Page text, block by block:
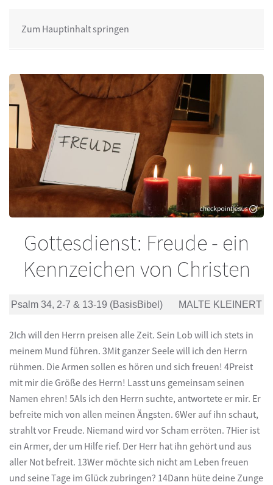
Zum Hauptinhalt springen
Gottesdienst: Freude - ein
Kennzeichen von Christen
Psalm 34, 2-7 & 13-19 (BasisBibel) MALTE KLEINERT
2Ich will den Herrn preisen alle Zeit. Sein Lob will ich stets in
meinem Mund führen. 3Mit ganzer Seele will ich den Herrn
rühmen. Die Armen sollen es hören und sich freuen! 4Preist
mit mir die Größe des Herrn! Lasst uns gemeinsam seinen
Namen ehren! 5Als ich den Herrn suchte, antwortete er mir. Er
befreite mich von allen meinen Ängsten. 6Wer auf ihn schaut,
strahlt vor Freude. Niemand wird vor Scham erröten. 7Hier ist
ein Armer, der um Hilfe rief. Der Herr hat ihn gehört und aus
aller Not befreit. 13Wer möchte sich nicht am Leben freuen
und seine Tage im Glück zubringen? 14Dann hüte deine Zunge